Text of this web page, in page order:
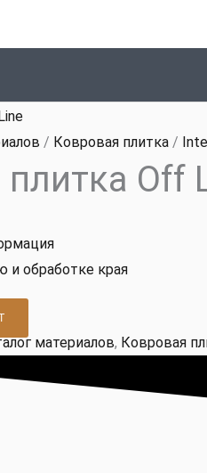
/ Ковровая плитка /
Off
и обработке края
материалов, Ковровая